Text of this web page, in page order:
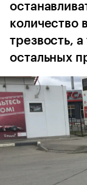
количество
трезвость,
остальных